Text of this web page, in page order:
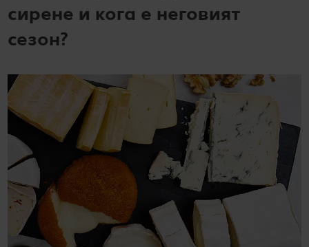
сирене и кога е неговият
сезон?